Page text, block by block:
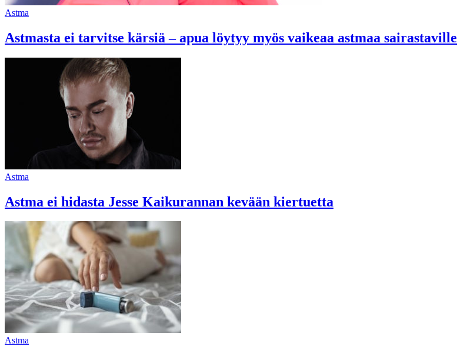
Astma
Astmasta ei tarvitse kärsiä – apua löytyy myös vaikeaa astmaa sairastaville
Astma
Astma ei hidasta Jesse Kaikurannan kevään kiertuetta
Astma